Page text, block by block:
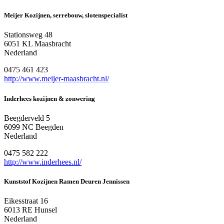
Meijer Kozijnen, serrebouw, slotenspecialist
Stationsweg 48
6051 KL Maasbracht
Nederland
0475 461 423
http://www.meijer-maasbracht.nl/
Inderhees kozijnen & zonwering
Beegderveld 5
6099 NC Beegden
Nederland
0475 582 222
http://www.inderhees.nl/
Kunststof Kozijnen Ramen Deuren Jennissen
Eikesstraat 16
6013 RE Hunsel
Nederland